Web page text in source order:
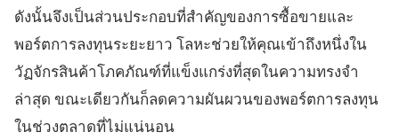
ดังนั้นจึงเป็นส่วนประกอบที่สำคัญของการซื้อขายและ
พอร์ตการลงทุนระยะยาว โลหะช่วยให้คุณเข้าถึงหนึ่งใน
วัฏจักรสินค้าโภคภัณฑ์ที่แข็งแกร่งที่สุดในความทรงจำ
ล่าสุด ขณะเดียวกันก็ลดความผันผวนของพอร์ตการลงทุน
ในช่วงตลาดที่ไม่แน่นอน